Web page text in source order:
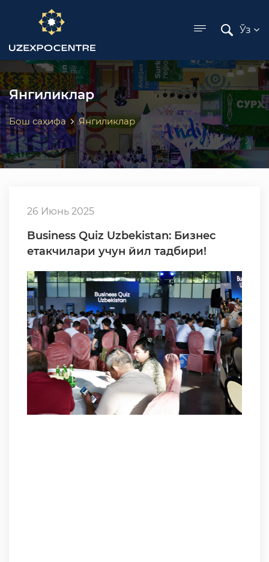
menu
Ўз
Янгиликлар
Бош саҳифа Янгиликлар
26 Июнь 2025
Business Quiz Uzbekistan: Бизнес
етакчилари учун йил тадбири!